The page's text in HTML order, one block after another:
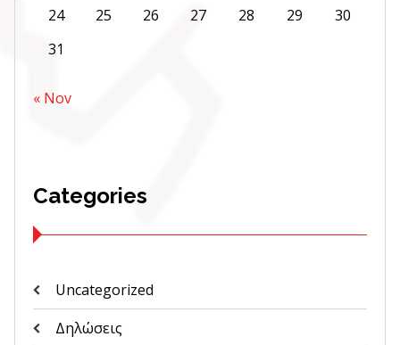
24
25 26 27 28 29
30
31
« Nov
Categories
Uncategorized
Δηλώσεις